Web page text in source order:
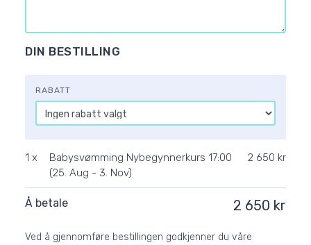
DIN BESTILLING
RABATT
1 x
Babysvømming Nybegynnerkurs 17:00
(25. Aug - 3. Nov)
2 650 kr
Å betale 2 650 kr
Ved å gjennomføre bestillingen godkjenner du våre